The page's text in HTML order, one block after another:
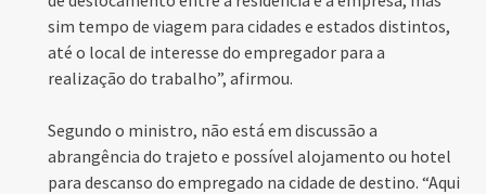
sim tempo de viagem para cidades e estados distintos,
até o local de interesse do empregador para a
realização do trabalho”, afirmou.
Segundo o ministro, não está em discussão a
abrangência do trajeto e possível alojamento ou hotel
para descanso do empregado na cidade de destino. “Aqui